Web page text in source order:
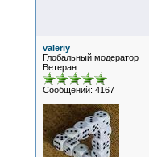
valeriy
Глобальный модератор
Ветеран
Сообщений: 4167